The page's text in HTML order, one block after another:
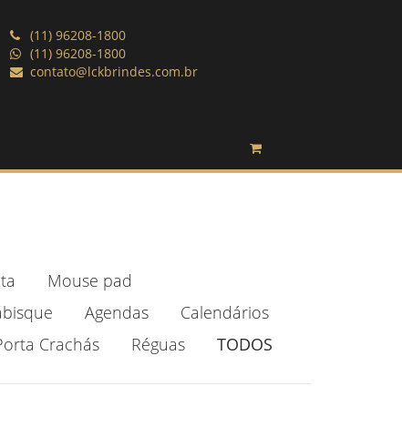
(11) 96208-1800
(11) 96208-1800
contato@lckbrindes.com.br
Mouse pad
Agendas
Calendários
Crachás Réguas TODOS